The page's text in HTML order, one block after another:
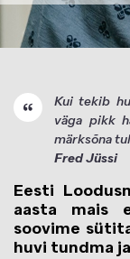
Kui tekib
väga pikk
märksõna
Fred Jüssi
Eesti
aasta mais
soovime
huvi tundma